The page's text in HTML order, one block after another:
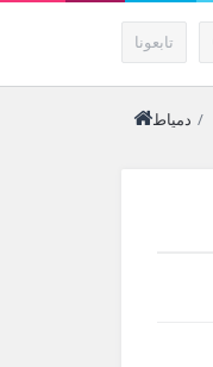
تابعونا
/ دمياط